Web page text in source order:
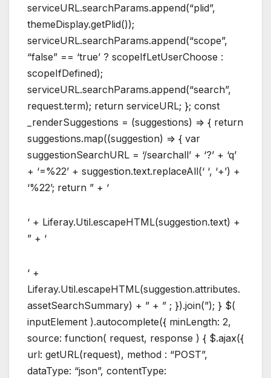
serviceURL.searchParams.append(“plid”,
themeDisplay.getPlid());
serviceURL.searchParams.append(“scope”,
“false” == ‘true’ ? scopeIfLetUserChoose :
scopeIfDefined);
serviceURL.searchParams.append(“search”,
request.term); return serviceURL; }; const
_renderSuggestions = (suggestions) => { return
suggestions.map((suggestion) => { var
suggestionSearchURL = ‘/searchall’ + ‘?’ + ‘q’
+ ‘=%22’ + suggestion.text.replaceAll(‘ ‘, ‘+’) +
‘%22’; return ” + ‘
‘ + Liferay.Util.escapeHTML(suggestion.text) +
” + ‘
‘ +
Liferay.Util.escapeHTML(suggestion.attributes.
assetSearchSummary) + ” + ” ; }).join(”); } $(
inputElement ).autocomplete({ minLength: 2,
source: function( request, response ) { $.ajax({
url: getURL(request), method : “POST”,
dataType: “json”, contentType: